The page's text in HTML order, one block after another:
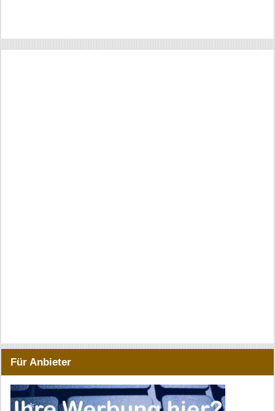
Für Anbieter